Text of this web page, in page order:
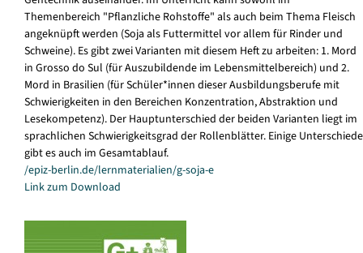
Themenbereich "Pflanzliche Rohstoffe" als auch beim Thema Fleisch
angeknüpft werden (Soja als Futtermittel vor allem für Rinder und
Schweine). Es gibt zwei Varianten mit diesem Heft zu arbeiten: 1. Mord
in Grosso do Sul (für Auszubildende im Lebensmittelbereich) und 2.
Mord in Brasilien (für Schüler*innen dieser Ausbildungsberufe mit
Schwierigkeiten in den Bereichen Konzentration, Abstraktion und
Lesekompetenz). Der Hauptunterschied der beiden Varianten liegt im
sprachlichen Schwierigkeitsgrad der Rollenblätter. Einige Unterschiede
gibt es auch im Gesamtablauf.
/epiz-berlin.de/lernmaterialien/g-soja-e
Link zum Download